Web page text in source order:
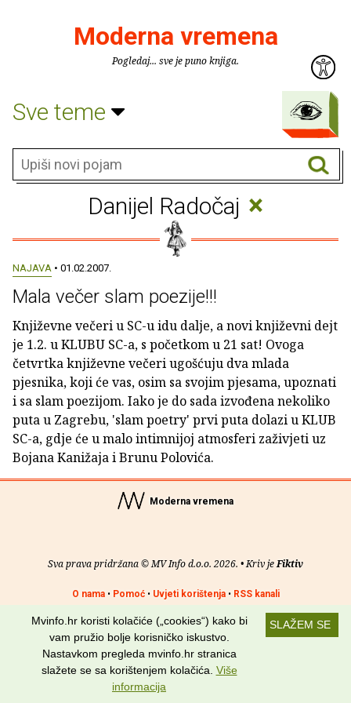
Moderna vremena
Pogledaj... sve je puno knjiga.
Sve teme
Danijel Radočaj ×
NAJAVA • 01.02.2007.
Mala večer slam poezije!!!
Književne večeri u SC-u idu dalje, a novi književni dejt
je 1.2. u KLUBU SC-a, s početkom u 21 sat! Ovoga
četvrtka književne večeri ugošćuju dva mlada
pjesnika, koji će vas, osim sa svojim pjesama, upoznati
i sa slam poezijom. Iako je do sada izvođena nekoliko
puta u Zagrebu, 'slam poetry' prvi puta dolazi u KLUB
SC-a, gdje će u malo intimnijoj atmosferi zaživjeti uz
Bojana Kanižaja i Brunu Polovića.
Moderna vremena
Sva prava pridržana © MV Info d.o.o. 2026. • Kriv jeFiktiv
O nama• Pomoć• Uvjeti korištenja• RSS kanali
Potraži nas na: SLAŽEM SE
Mvinfo.hr koristi kolačiće („cookies“) kako bi
vam pružio bolje korisničko iskustvo.
Nastavkom pregleda mvinfo.hr stranica
slažete se sa korištenjem kolačića. Više
informacija